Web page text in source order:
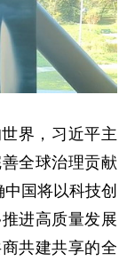
界，习近平主
全球治理贡献
国将以科技创
进高质量发展
共建共享的全